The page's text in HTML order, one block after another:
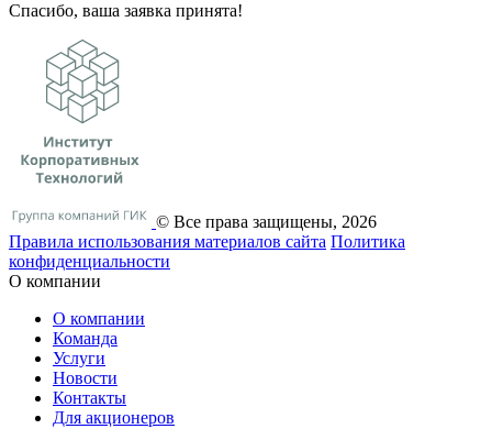
Спасибо, ваша заявка принята!
© Все права защищены, 2026
Правила использования материалов сайта Политика
конфиденциальности
О компании
О компании
Команда
Услуги
Новости
Контакты
Для акционеров